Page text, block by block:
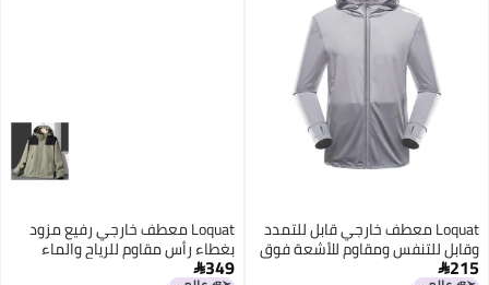
Loquat معطف خارجي قابل للتمدد
وقابل للتنفس ومقاوم للأشعة فوق
البنفسجية
215
Loquat معطف خارجي رفيع مزود
بغطاء رأس مقاوم للرياح والماء
349